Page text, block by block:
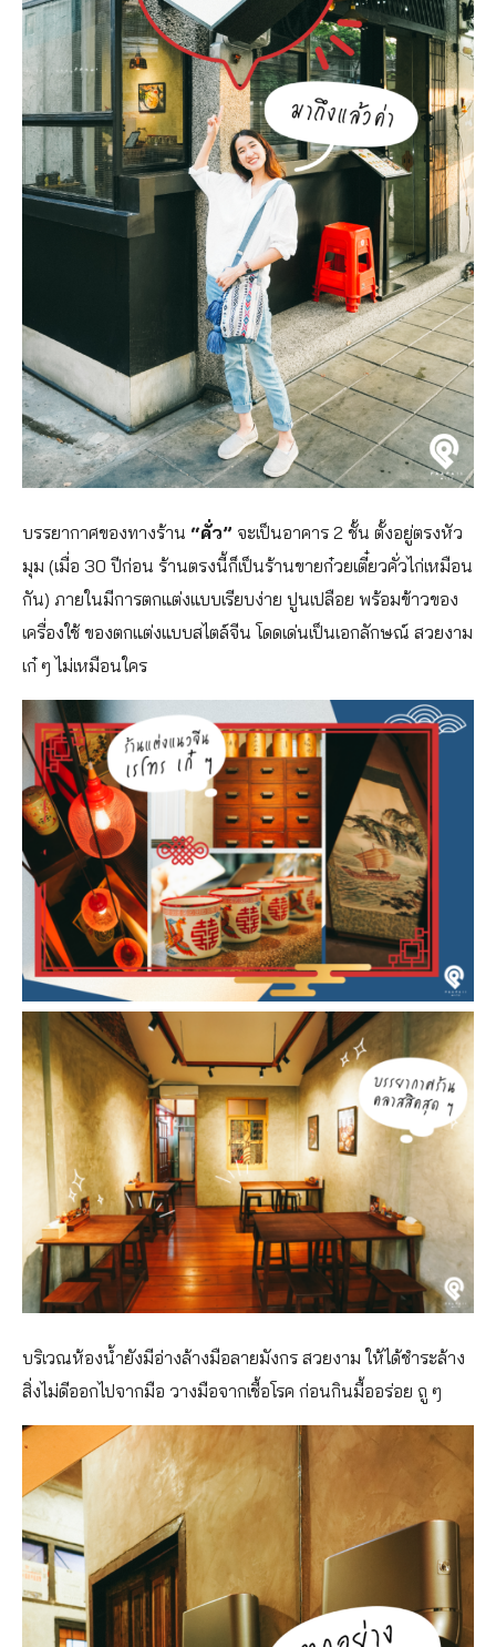
บรรยากาศของทางร้าน “คั่ว” จะเป็นอาคาร 2 ชั้น ตั้งอยู่ตรงหัว
มุม (เมื่อ 30 ปีก่อน ร้านตรงนี้ก็เป็นร้านขายก๋วยเตี๋ยวคั่วไก่เหมือน
กัน) ภายในมีการตกแต่งแบบเรียบง่าย ปูนเปลือย พร้อมข้าวของ
เครื่องใช้ ของตกแต่งแบบสไตล์จีน โดดเด่นเป็นเอกลักษณ์ สวยงาม
เก๋ ๆ ไม่เหมือนใคร
บริเวณห้องน้ำยังมีอ่างล้างมือลายมังกร สวยงาม ให้ได้ชำระล้าง
สิ่งไม่ดีออกไปจากมือ วางมือจากเชื้อโรค ก่อนกินมื้ออร่อย ถู ๆ